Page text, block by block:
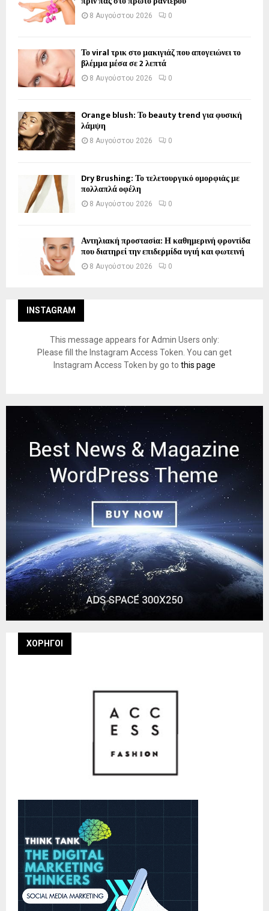
8 Αυγούστου 2026 0
Το viral τρικ στο μακιγιάζ που απογειώνει το
βλέμμα μέσα σε 2 λεπτά
8 Αυγούστου 2026 0
Orange blush: Το beauty trend για φυσική
λάμψη
8 Αυγούστου 2026 0
Dry Brushing: Το τελετουργικό ομορφιάς με
πολλαπλά οφέλη
8 Αυγούστου 2026 0
Αντηλιακή προστασία: Η καθημερινή φροντίδα
που διατηρεί την επιδερμίδα υγιή και φωτεινή
8 Αυγούστου 2026 0
INSTAGRAM
This message appears for Admin Users only:
Please fill the Instagram Access Token. You can get
Instagram Access Token by go to this page
ΧΟΡΗΓΟΙ